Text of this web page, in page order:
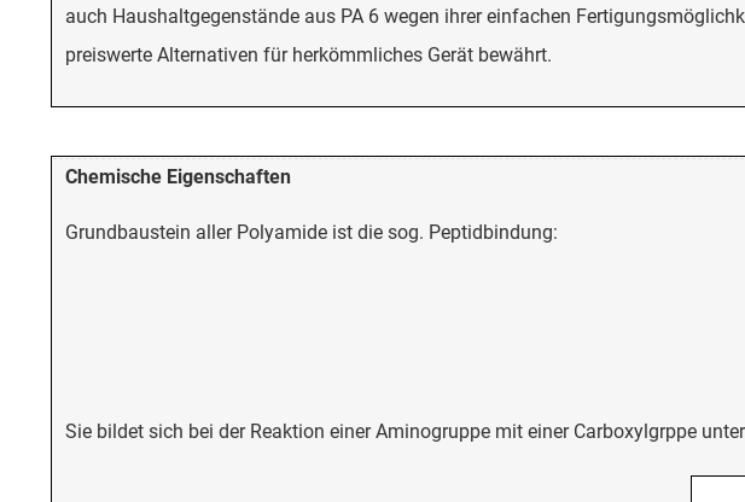
auch Haushaltgegenstände aus PA 6 wegen ihrer einfachen
preiswerte Alternativen für herkömmliches Gerät bewährt.
Chemische Eigenschaften
Grundbaustein aller Polyamide ist die sog. Peptidbindung:
Sie bildet sich bei der Reaktion einer Aminogruppe mit einer Carboxylgrppe